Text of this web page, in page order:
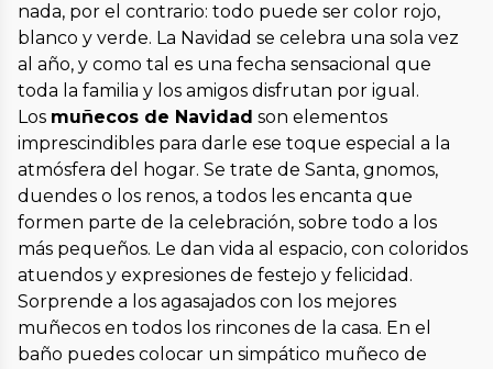
nada, por el contrario: todo puede ser color rojo,
blanco y verde. La Navidad se celebra una sola vez
al año, y como tal es una fecha sensacional que
toda la familia y los amigos disfrutan por igual.
Los muñecos de Navidad son elementos
imprescindibles para darle ese toque especial a la
atmósfera del hogar. Se trate de Santa, gnomos,
duendes o los renos, a todos les encanta que
formen parte de la celebración, sobre todo a los
más pequeños. Le dan vida al espacio, con coloridos
atuendos y expresiones de festejo y felicidad.
Sorprende a los agasajados con los mejores
muñecos en todos los rincones de la casa. En el
baño puedes colocar un simpático muñeco de